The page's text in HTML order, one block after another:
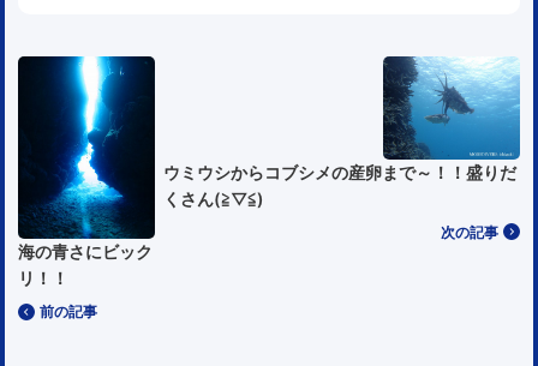
前の記事
海の青さにビック
リ！！
次の記事
ウミウシからコブシメの産卵まで～！！盛りだ
くさん(≧▽≦)